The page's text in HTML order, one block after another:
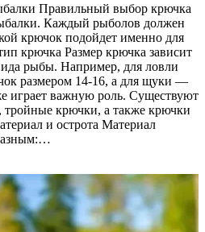
Правильный выбор крючка
Каждый рыболов должен
крючок подойдет именно для
крючка Размер крючка зависит
рыбы. Например, для ловли
размером 14-16, а для щуки —
играет важную роль. Существуют
крючки, а также крючки
и острота Материал